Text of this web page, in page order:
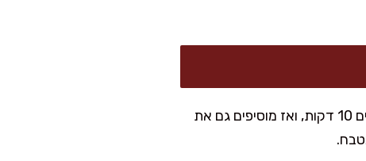
אני אוהבת לשדרג את המרק עם תוספת של 1–2 פטריות פורצ׳יני מיובשות שמושרות במים חמים 10 דקות, ואז מוסיפים גם את